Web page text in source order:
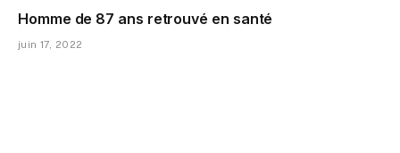
Homme de 87 ans retrouvé en santé
juin 17, 2022